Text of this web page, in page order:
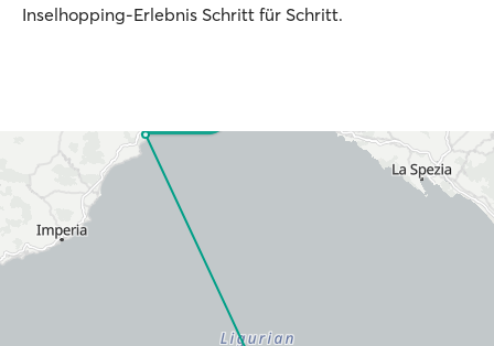
Inselhopping-Erlebnis Schritt für Schritt.